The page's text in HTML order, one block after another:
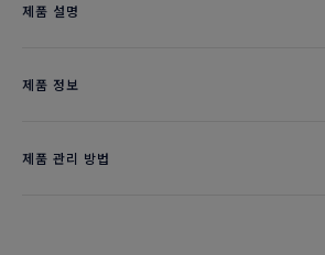
제품 설명
제품 정보
제품 관리 방법